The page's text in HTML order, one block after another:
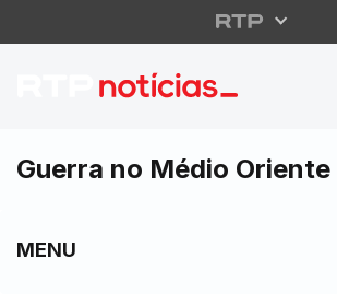
Estreito de
Guerra no Médio Oriente
MENU